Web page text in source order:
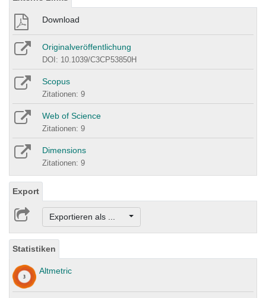
Download
Originalveröffentlichung
DOI: 10.1039/C3CP53850H
Scopus
Zitationen: 9
Web of Science
Zitationen: 9
Dimensions
Zitationen: 9
Export
Exportieren als ...
Statistiken
Altmetric